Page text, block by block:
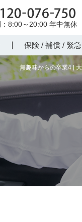
無趣味からの卒業4 |
0120-076-750
8:00～20:00 年中無休
保険 / 補償 / 緊